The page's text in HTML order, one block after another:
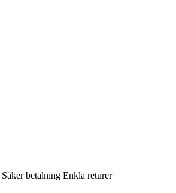
Säker betalning Enkla returer